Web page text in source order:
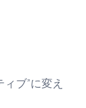
ィブ”に変え